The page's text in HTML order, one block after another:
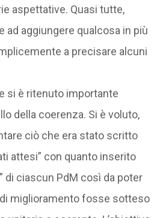
aspettative. Quasi tutte,
ad aggiungere qualcosa in più
a precisare alcuni
si è ritenuto importante
della coerenza. Si è voluto,
ciò che era stato scritto
attesi” con quanto inserito
di ciascun PdM così da poter
miglioramento fosse sotteso